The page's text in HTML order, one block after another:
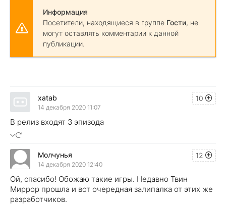
Информация
Посетители, находящиеся в группе Гости, не
могут оставлять комментарии к данной
публикации.
10
xatab
14 декабря 2020 11:07
В релиз входят 3 эпизода
12
Молчунья
14 декабря 2020 12:40
Ой, спасибо! Обожаю такие игры. Недавно Твин
Миррор прошла и вот очередная залипалка от этих же
разработчиков.